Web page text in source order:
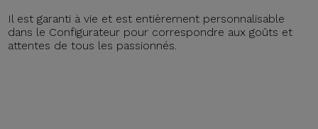
Il est garanti à vie et est entièrement personnalisable
dans le Configurateur pour correspondre aux goûts et
attentes de tous les passionnés.